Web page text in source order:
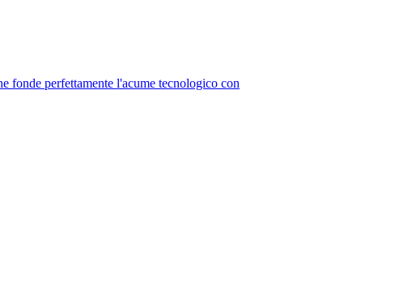
perfettamente l'acume tecnologico con